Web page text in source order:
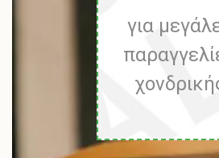
για